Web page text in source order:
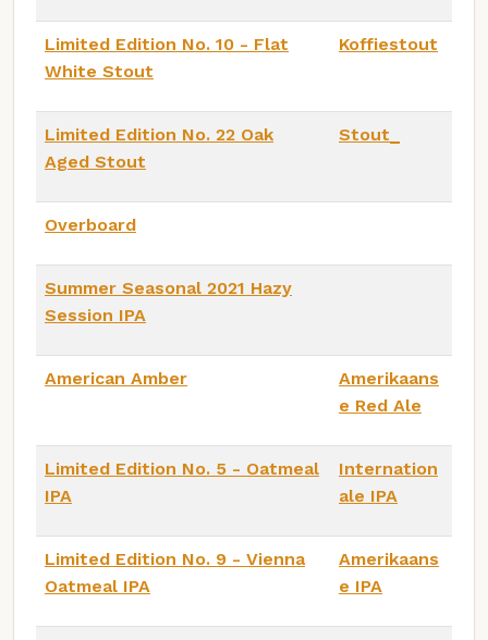
Limited Edition No. 10 - Flat
White Stout
Koffiestout
Limited Edition No. 22 Oak
Aged Stout
Stout_
Overboard
Summer Seasonal 2021 Hazy
Session IPA
American Amber
Amerikaans
e Red Ale
Limited Edition No. 5 - Oatmeal
IPA
Internation
ale IPA
Limited Edition No. 9 - Vienna
Oatmeal IPA
Amerikaans
e IPA